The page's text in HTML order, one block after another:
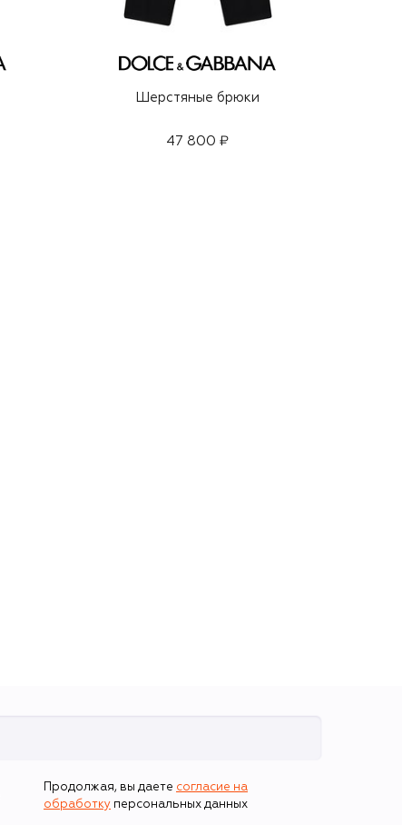
Шерстяные брюки
47 800 ₽
Продолжая, вы даете согласие на
обработку персональных данных